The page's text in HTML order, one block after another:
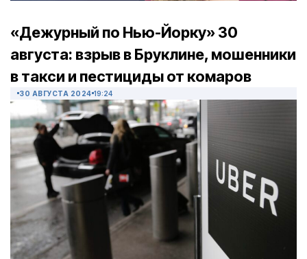
«Дежурный по Нью-Йорку» 30
августа: взрыв в Бруклине, мошенники
в такси и пестициды от комаров
30 АВГУСТА 2024 19:24